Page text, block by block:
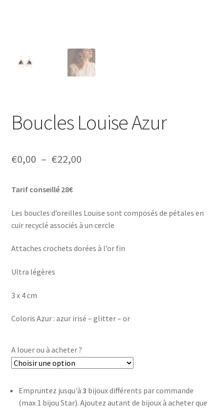
Boucles Louise Azur
€0,00 – €22,00Plage
€0,00
à
€22,00
Tarif conseillé 28€
Les boucles d’oreilles Louise sont composés de pétales en
cuir recyclé associés à un cercle
Attaches crochets dorées à l’or fin
Ultra légères
3 x 4 cm
Coloris Azur : azur irisé – glitter – or
A louer ou à acheter ?
Empruntez jusqu'à 3 bijoux différents par commande
(max 1 bijou Star). Ajoutez autant de bijoux à acheter que